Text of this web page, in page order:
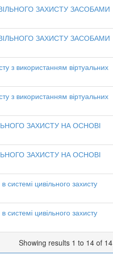
ЗАХИСТУ ЗАСОБАМИ
ЗАХИСТУ ЗАСОБАМИ
з використанням віртуальних
з використанням віртуальних
ЗАХИСТУ НА ОСНОВІ
ЗАХИСТУ НА ОСНОВІ
цивільного захисту
цивільного захисту
Showing results 1 to 14 of 14